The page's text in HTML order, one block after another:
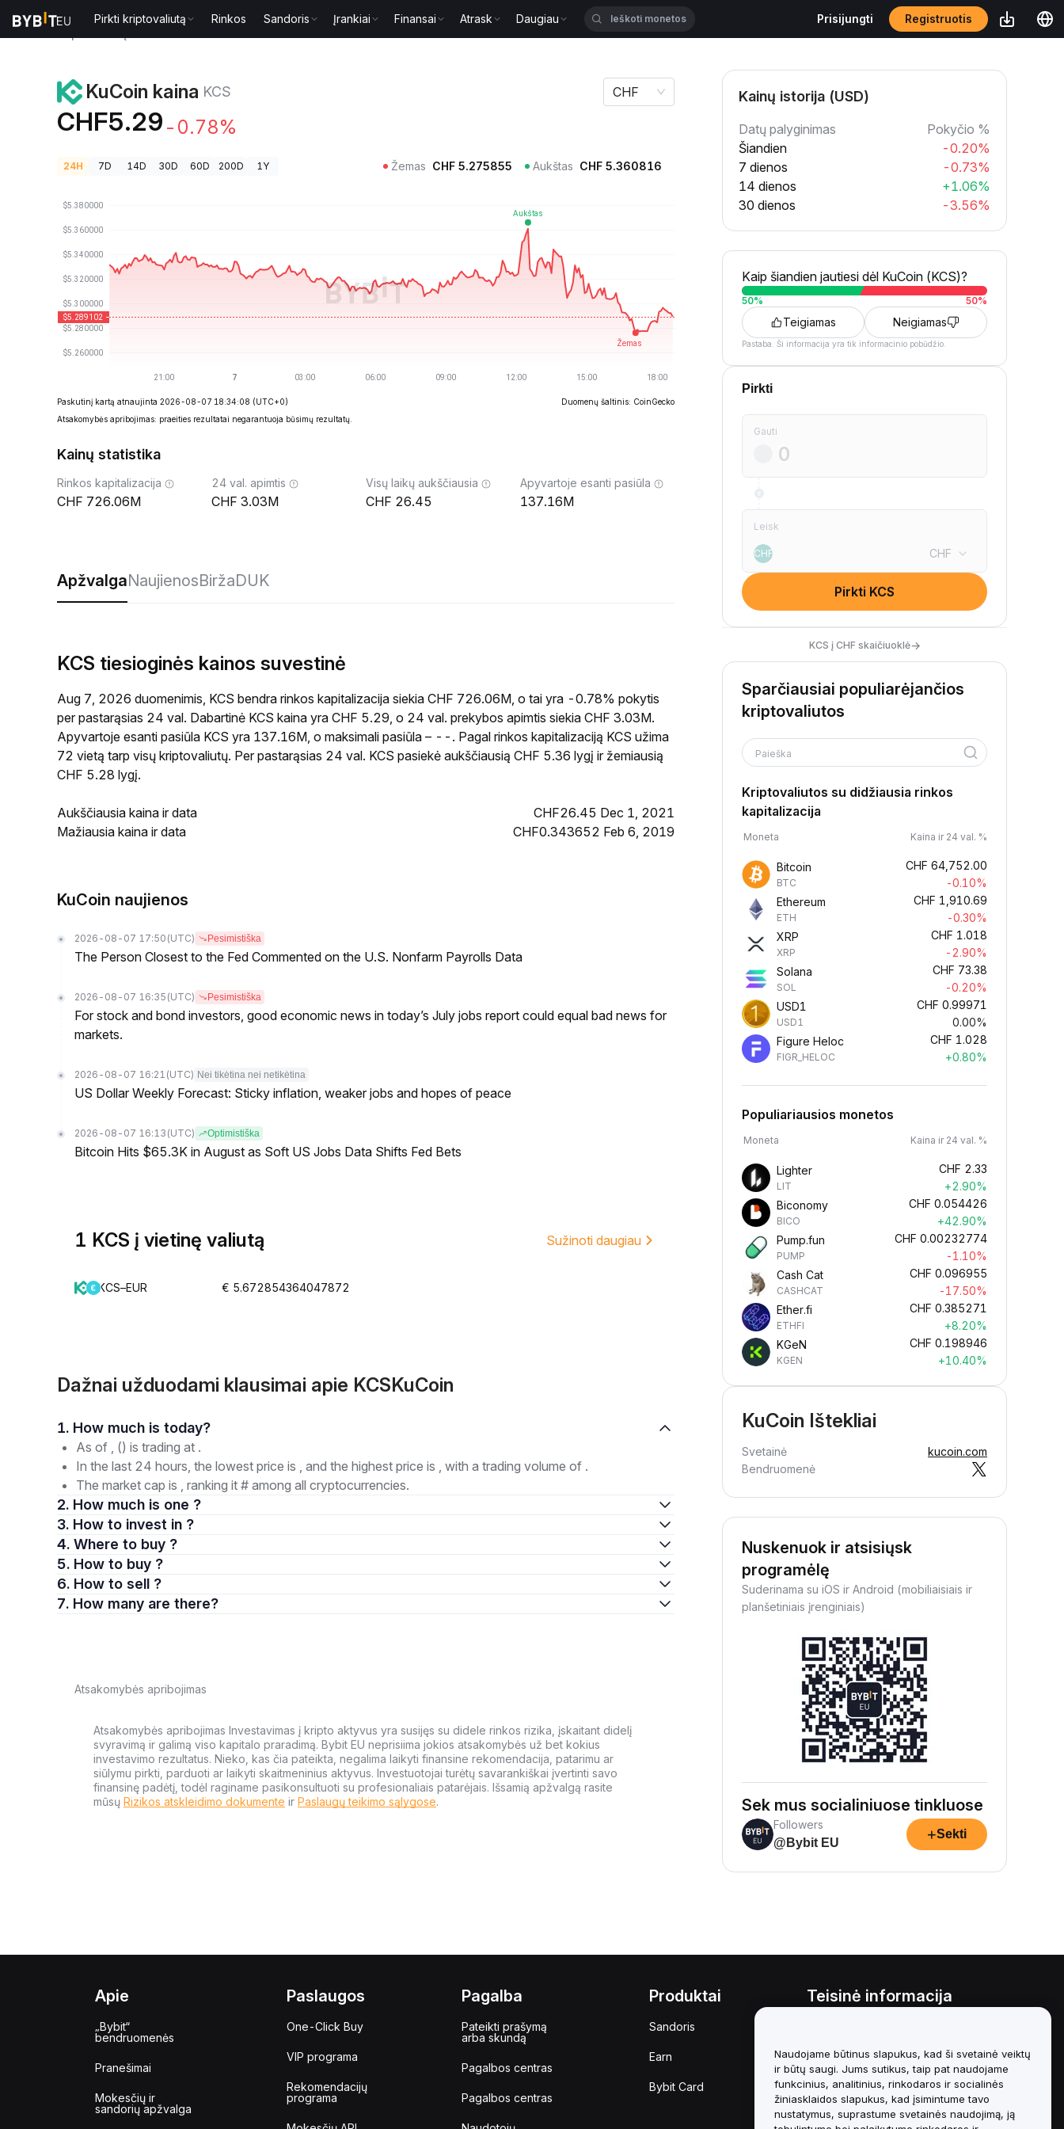
Pirkti kriptovaliutą Rinkos Sandoris Įrankiai Finansai Atrask Daugiau Prisijungti Registruotis
KuCoin kaina KCS
CHF5.29 -0.78%
CHF
24H 7D 14D 30D 60D 200D 1Y Žemas CHF 5.275855 Aukštas CHF 5.360816
Paskutinį kartą atnaujinta 2026-08-07 18:34:08 (UTC+0)
Duomenų šaltinis: CoinGecko
Atsakomybės apribojimas: praeities rezultatai negarantuoja būsimų rezultatų.
Kainų statistika
Rinkos kapitalizacija
726.06M
24 val. apimtis
3.03M
Visų laikų aukščiausia
26.45
Apyvartoje esanti pasiūla
137.16M
ApžvalgaNaujienosBiržaDUK
KCS tiesioginės kainos suvestinė
Aug 7, 2026 duomenimis, KCS bendra rinkos kapitalizacija siekia CHF 726.06M, o tai yra -0.78% pokytis
per pastarąsias 24 val. Dabartinė KCS kaina yra CHF 5.29, o 24 val. prekybos apimtis siekia CHF 3.03M.
Apyvartoje esanti pasiūla KCS yra 137.16M, o maksimali pasiūla – --. Pagal rinkos kapitalizaciją KCS užima
72 vietą tarp visų kriptovaliutų. Per pastarąsias 24 val. KCS pasiekė aukščiausią CHF 5.36 lygį ir žemiausią
CHF 5.28 lygį.
Aukščiausia kaina ir data
CHF26.45 Dec 1, 2021
Mažiausia kaina ir data
CHF0.343652 Feb 6, 2019
KuCoin naujienos
2026-08-07 17:50 (UTC) Pesimistiška
The Person Closest to the Fed Commented on the U.S. Nonfarm Payrolls Data
2026-08-07 16:35 (UTC) Pesimistiška
For stock and bond investors, good economic news in today’s July jobs report could equal bad news for
markets.
2026-08-07 16:21 (UTC) Nei tikėtina nei netikėtina
US Dollar Weekly Forecast: Sticky inflation, weaker jobs and hopes of peace
2026-08-07 16:13 (UTC) Optimistiška
Bitcoin Hits $65.3K in August as Soft US Jobs Data Shifts Fed Bets
1 KCS į vietinę valiutą Sužinoti daugiau
KCS–EUR € 5.672854364047872
Dažnai užduodami klausimai apie KCSKuCoin
1. How much is today?
As of , () is trading at .
In the last 24 hours, the lowest price is , and the highest price is , with a trading volume of .
The market cap is , ranking it # among all cryptocurrencies.
2. How much is one ?
3. How to invest in ?
4. Where to buy ?
5. How to buy ?
6. How to sell ?
7. How many are there?
Atsakomybės apribojimas
Atsakomybės apribojimas Investavimas į kripto aktyvus yra susijęs su didele rinkos rizika, įskaitant didelį
svyravimą ir galimą viso kapitalo praradimą. Bybit EU neprisiima jokios atsakomybės už bet kokius
investavimo rezultatus. Nieko, kas čia pateikta, negalima laikyti finansine rekomendacija, patarimu ar
siūlymu pirkti, parduoti ar laikyti skaitmeninius aktyvus. Investuotojai turėtų savarankiškai įvertinti savo
finansinę padėtį, todėl raginame pasikonsultuoti su profesionaliais patarėjais. Išsamią apžvalgą rasite
mūsų Rizikos atskleidimo dokumente ir Paslaugų teikimo sąlygose.
Kainų istorija (USD)
Datų palyginimas
Pokyčio %
Šiandien
-0.20%
7 dienos
-0.73%
14 dienos
+1.06%
30 dienos
-3.56%
Kaip šiandien jautiesi dėl KuCoin (KCS)?
50% 50%
Teigiamas Neigiamas
Pastaba. Ši informacija yra tik informacinio pobūdžio.
Pirkti
Gauti
Leisk
CHF CHF
Pirkti KCS
KCS į CHF skaičiuoklė→
Sparčiausiai populiarėjančios
kriptovaliutos
Paieška
Kriptovaliutos su didžiausia rinkos
kapitalizacija
Moneta Kaina ir 24 val. %
Bitcoin
BTC
CHF 64,752.00
-0.10%
Ethereum
ETH
CHF 1,910.69
-0.30%
XRP
XRP
CHF 1.018
-2.90%
Solana
SOL
CHF 73.38
-0.20%
USD1
USD1
CHF 0.99971
0.00%
Figure Heloc
FIGR_HELOC
CHF 1.028
+0.80%
Populiariausios monetos
Moneta Kaina ir 24 val. %
Lighter
LIT
CHF 2.33
+2.90%
Biconomy
BICO
CHF 0.054426
+42.90%
Pump.fun
PUMP
CHF 0.00232774
-1.10%
Cash Cat
CASHCAT
CHF 0.096955
-17.50%
Ether.fi
ETHFI
CHF 0.385271
+8.20%
KGeN
KGEN
CHF 0.198946
+10.40%
KuCoin Ištekliai
Svetainė
kucoin.com
Bendruomenė
Nuskenuok ir atsisiųsk
programėlę
Suderinama su iOS ir Android (mobiliaisiais ir
planšetiniais įrenginiais)
Sek mus socialiniuose tinkluose
Followers
@Bybit EU
+Sekti
Apie
„Bybit“
bendruomenės
Pranešimai
Mokesčių ir
sandorių apžvalga
Paslaugos
One-Click Buy
VIP programa
Rekomendacijų
programa
Pagalba
Pateikti prašymą
arba skundą
Pagalbos centras
Pagalbos centras
Produktai
Sandoris
Earn
Bybit Card
Teisinė informacija
Saugojimo ir administravimo
politikos santrauka
ESG informacija
Naudojame būtinus slapukus, kad ši svetainė veiktų
ir būtų saugi. Jums sutikus, taip pat naudojame
funkcinius, analitinius, rinkodaros ir socialinės
žiniasklaidos slapukus, kad įsimintume tavo
nustatymus, suprastume svetainės naudojimą, ją